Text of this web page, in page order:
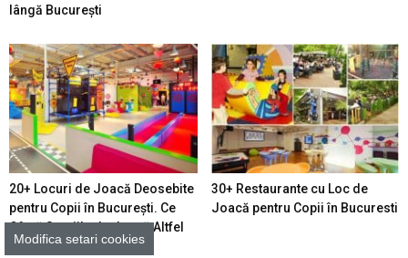
lângă București
20+ Locuri de Joacă Deosebite
pentru Copii în Bucureşti. Ce
Oferă Spaţiile de Joacă Altfel
din Sectorul Tău –...
30+ Restaurante cu Loc de
Joacă pentru Copii în Bucuresti
Modifica setari cookies